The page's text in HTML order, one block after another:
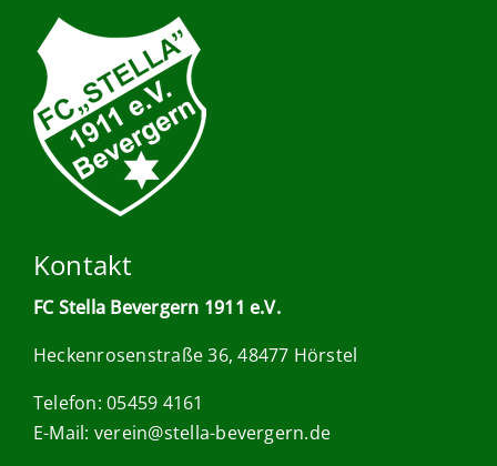
Kontakt
FC Stella Bevergern 1911 e.V.
Heckenrosenstraße 36, 48477 Hörstel
Telefon: 05459 4161
E-Mail: verein@stella-bevergern.de